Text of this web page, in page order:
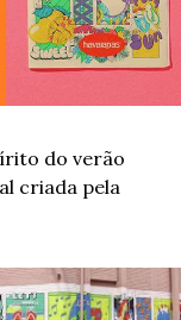
do verão
criada pela